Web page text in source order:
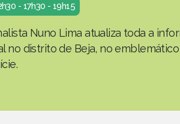
- 17h30 - 19h15
Nuno Lima atualiza toda a
distrito de Beja, no emblemático